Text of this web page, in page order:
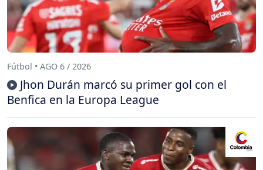
Fútbol • AGO 6 / 2026
Jhon Durán marcó su primer gol con el
Benfica en la Europa League